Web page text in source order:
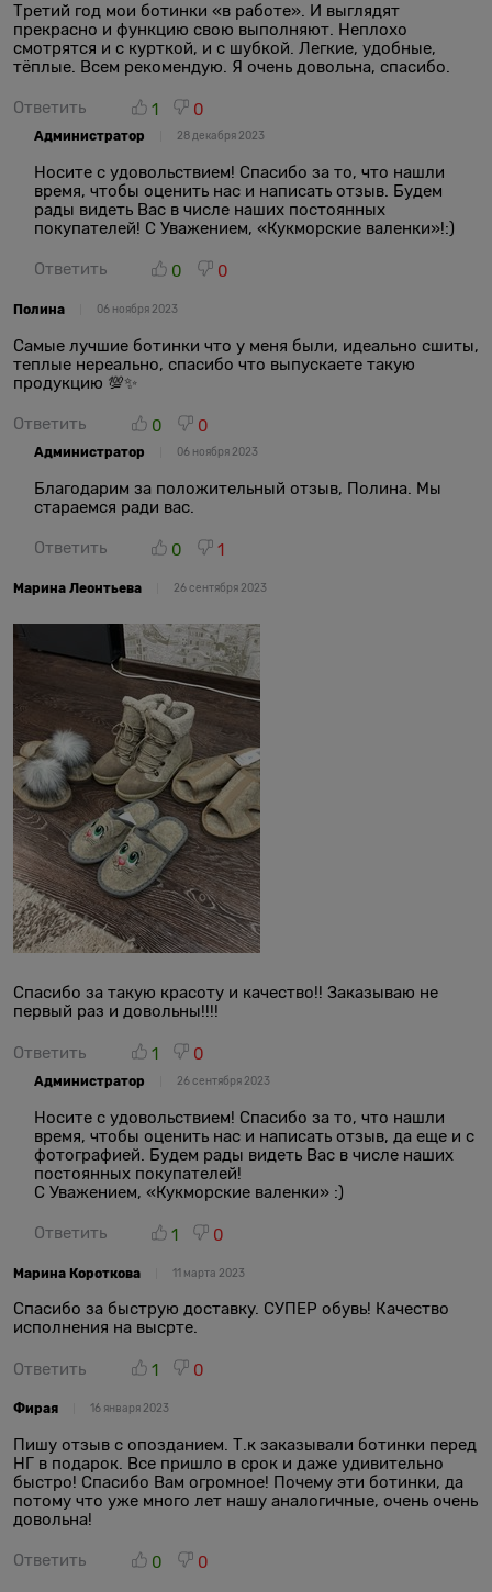
Третий год мои ботинки «в работе». И выглядят
прекрасно и функцию свою выполняют. Неплохо
смотрятся и с курткой, и с шубкой. Легкие, удобные,
тёплые. Всем рекомендую. Я очень довольна, спасибо.
Ответить 1 0
Администратор 28 декабря 2023
Носите с удовольствием! Спасибо за то, что нашли
время, чтобы оценить нас и написать отзыв. Будем
рады видеть Вас в числе наших постоянных
покупателей! С Уважением, «Кукморские валенки»!:)
Ответить 0 0
Полина 06 ноября 2023
Самые лучшие ботинки что у меня были, идеально сшиты,
теплые нереально, спасибо что выпускаете такую
продукцию 💯✨
Ответить 0 0
Администратор 06 ноября 2023
Благодарим за положительный отзыв, Полина. Мы
стараемся ради вас.
Ответить 0 1
Марина Леонтьева 26 сентября 2023
Спасибо за такую красоту и качество!! Заказываю не
первый раз и довольны!!!!
Ответить 1 0
Администратор 26 сентября 2023
Носите с удовольствием! Спасибо за то, что нашли
время, чтобы оценить нас и написать отзыв, да еще и с
фотографией. Будем рады видеть Вас в числе наших
постоянных покупателей!
С Уважением, «Кукморские валенки» :)
Ответить 1 0
Марина Короткова 11 марта 2023
Спасибо за быструю доставку. СУПЕР обувь! Качество
исполнения на высрте.
Ответить 1 0
Фирая 16 января 2023
Пишу отзыв с опозданием. Т.к заказывали ботинки перед
НГ в подарок. Все пришло в срок и даже удивительно
быстро! Спасибо Вам огромное! Почему эти ботинки, да
потому что уже много лет нашу аналогичные, очень очень
довольна!
Ответить 0 0